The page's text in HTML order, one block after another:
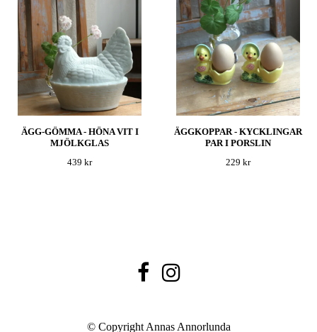
ÄGG-GÖMMA - HÖNA VIT I
MJÖLKGLAS
439 kr
ÄGGKOPPAR - KYCKLINGAR
PAR I PORSLIN
229 kr
© Copyright Annas Annorlunda